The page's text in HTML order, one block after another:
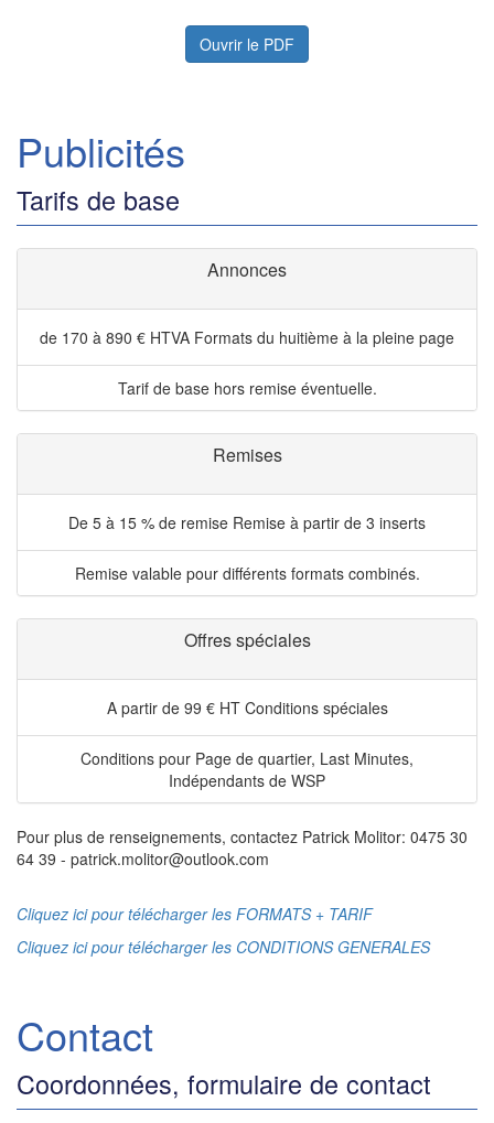
Ouvrir le PDF
Publicités
Tarifs de base
Annonces
de 170 à 890 € HTVA Formats du huitième à la pleine page
Tarif de base hors remise éventuelle.
Remises
De 5 à 15 % de remise Remise à partir de 3 inserts
Remise valable pour différents formats combinés.
Offres spéciales
A partir de 99 € HT Conditions spéciales
Conditions pour Page de quartier, Last Minutes,
Indépendants de WSP
Pour plus de renseignements, contactez Patrick Molitor: 0475 30
64 39 - patrick.molitor@outlook.com
Cliquez ici pour télécharger les FORMATS + TARIF
Cliquez ici pour télécharger les CONDITIONS GENERALES
Contact
Coordonnées, formulaire de contact